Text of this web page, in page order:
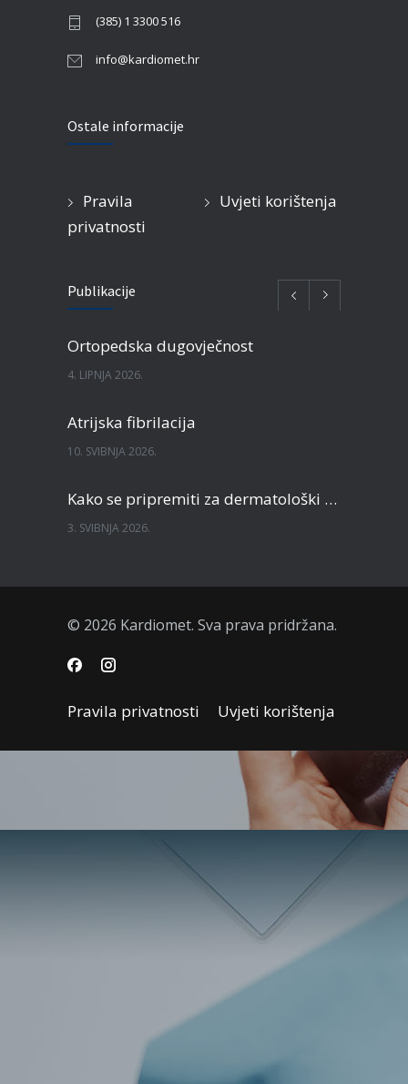
(385) 1 3300 516
info@kardiomet.hr
Ostale informacije
Pravila
privatnosti
Uvjeti korištenja
Publikacije
Ortopedska dugovječnost
4. LIPNJA 2026.
Atrijska fibrilacija
10. SVIBNJA 2026.
Kako se pripremiti za dermatološki pregled?
3. SVIBNJA 2026.
© 2026 Kardiomet. Sva prava pridržana.
Pravila privatnosti Uvjeti korištenja